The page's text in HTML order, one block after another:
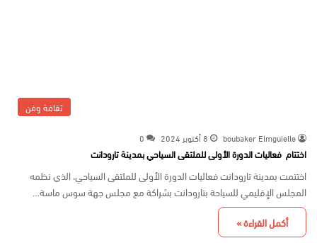
ثقافة وفن
boubaker Elmguielle 8 أكتوبر 2024 0
اختتام فعاليات الدورة الأولى للملتقى السياحي بمدينة تارودانت
اختتمت بمدينة تارودانت فعاليات الدورة الأولى للملتقى السياحي، الذي نظمه
المجلس الإقليمي للسياحة بتارودانت بشراكة مع مجلس جهة سوس ماسة…
أكمل القراءة »